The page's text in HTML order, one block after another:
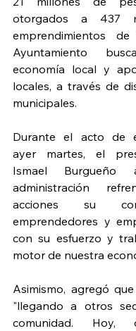
otorgados a 437
emprendimientos
Ayuntamiento
economía local y
locales, a través de
municipales.
Durante el acto de
ayer martes, el
Ismael
administración
acciones su
emprendedores y
con su esfuerzo y
motor de nuestra
Asimismo, agregó
"llegando a otros
comunidad. Hoy,